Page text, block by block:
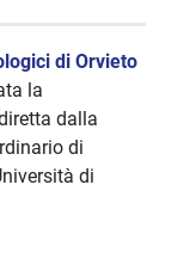
di Orvieto
la
dalla
di
di